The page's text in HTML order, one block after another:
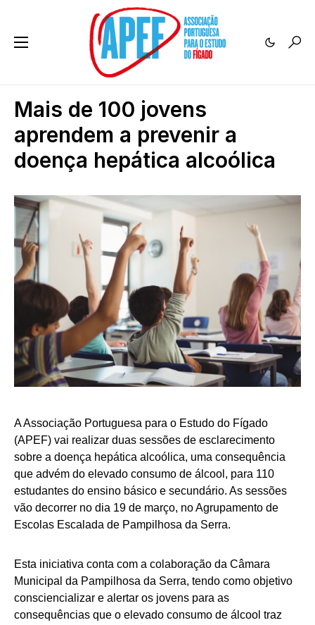
Mais de 100 jovens
aprendem a prevenir a
doença hepática alcoólica
A Associação Portuguesa para o Estudo do Fígado
(APEF) vai realizar duas sessões de esclarecimento
sobre a doença hepática alcoólica, uma consequência
que advém do elevado consumo de álcool, para 110
estudantes do ensino básico e secundário. As sessões
vão decorrer no dia 19 de março, no Agrupamento de
Escolas Escalada de Pampilhosa da Serra.
Esta iniciativa conta com a colaboração da Câmara
Municipal da Pampilhosa da Serra, tendo como objetivo
consciencializar e alertar os jovens para as
consequências que o elevado consumo de álcool traz